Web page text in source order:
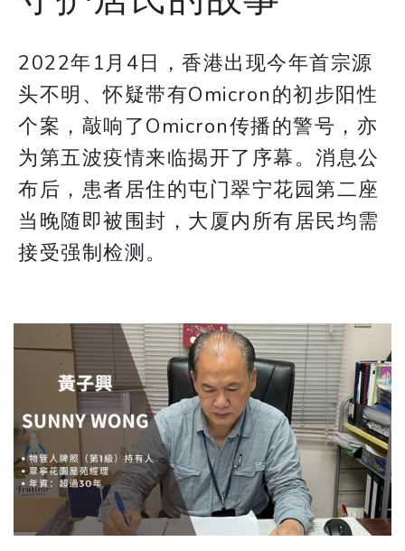
2022年1月4日，香港出现今年首宗源
头不明、怀疑带有Omicron的初步阳性
个案，敲响了Omicron传播的警号，亦
为第五波疫情来临揭开了序幕。消息公
布后，患者居住的屯门翠宁花园第二座
当晚随即被围封，大厦内所有居民均需
接受强制检测。